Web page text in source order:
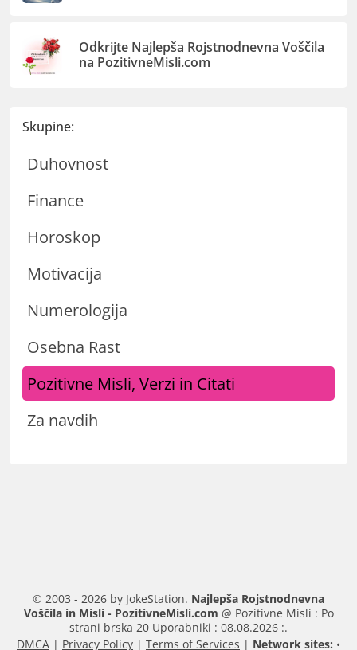
Odkrijte Najlepša Rojstnodnevna Voščila
na PozitivneMisli.com
Skupine:
Duhovnost
Finance
Horoskop
Motivacija
Numerologija
Osebna Rast
Pozitivne Misli, Verzi in Citati
Za navdih
© 2003 - 2026 by JokeStation. Najlepša Rojstnodnevna
Voščila in Misli - PozitivneMisli.com @ Pozitivne Misli : Po
strani brska 20 Uporabniki : 08.08.2026 :.
DMCA | Privacy Policy | Terms of Services | Network sites: •